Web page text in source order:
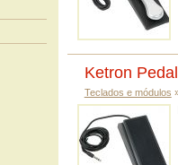
Ketron
Teclados e módulos